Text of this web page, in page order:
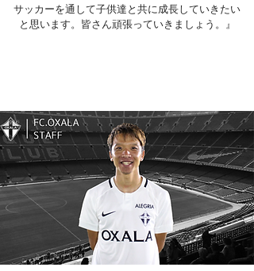
サッカーを通して子供達と共に成長していきたい
と思います。皆さん頑張っていきましょう。』